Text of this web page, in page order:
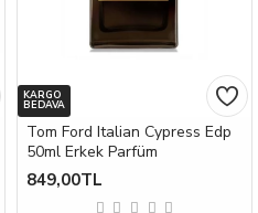
KARGO
BEDAVA
Tom Ford Italian Cypress Edp
50ml Erkek Parfüm
849,00TL